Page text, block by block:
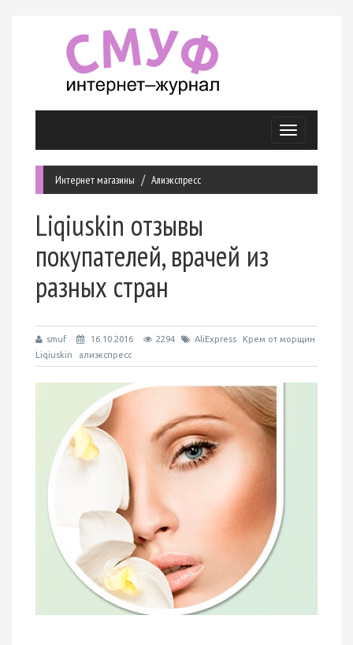
Меню
Интернет магазины Алиэкспресс
Liqiuskin отзывы
покупателей, врачей из
разных стран
smuf 16.10.2016 2294 AliExpress
Крем от морщин
Liqiuskin
алиэкспресс